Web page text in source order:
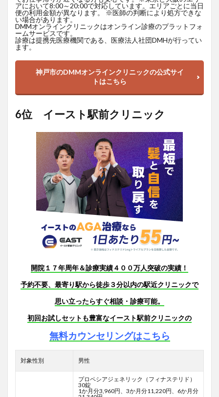
アにおいて8:00～20:00で対応しています。エリアごとに当日
便の利用金額が異なります。 ※医師の判断により処方できな
い場合があります。
DMMオンラインクリニックはオンライン診療のプラットフォ
ームサービスです。
診療は提携先医療機関である、医療法人社団DMHが行ってい
ます。
神戸市のDMMオンラインクリニックの公式サイ
トはこちら
6位 イースト駅前クリニック
開院１７年周年＆診療実績４００万人突破の実績！
予約不要、最寄り駅から徒歩３分以内の駅近クリニックで
思い立ったらすぐ相談・診療可能。
初回お試しセットも豊富なイースト駅前クリニックの
無料カウンセリングはこちら
対象性別 男性
プロペシアジェネリック（フィナステリド）
30錠
1か月分3,960円、3か月分11,220円、6か月分